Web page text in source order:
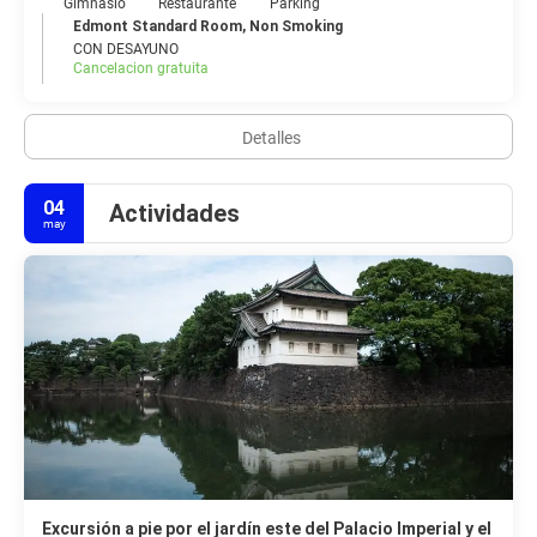
Gimnasio
Restaurante
Parking
Edmont Standard Room, Non Smoking
CON DESAYUNO
Cancelacion gratuita
Detalles
04
may Actividades
Excursión a pie por el jardín este del Palacio Imperial y el